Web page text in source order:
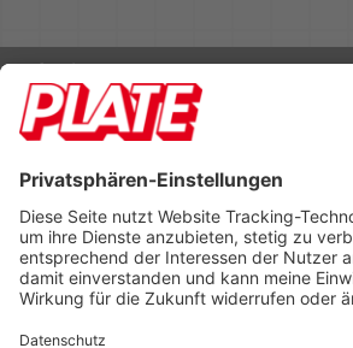
Rufen Sie uns an 04298 401-0
Lieferbedingungen Impressum
Footer anzeigen
PLATE Büromaterial Vertriebs GmbH
Hilligenwarf 5